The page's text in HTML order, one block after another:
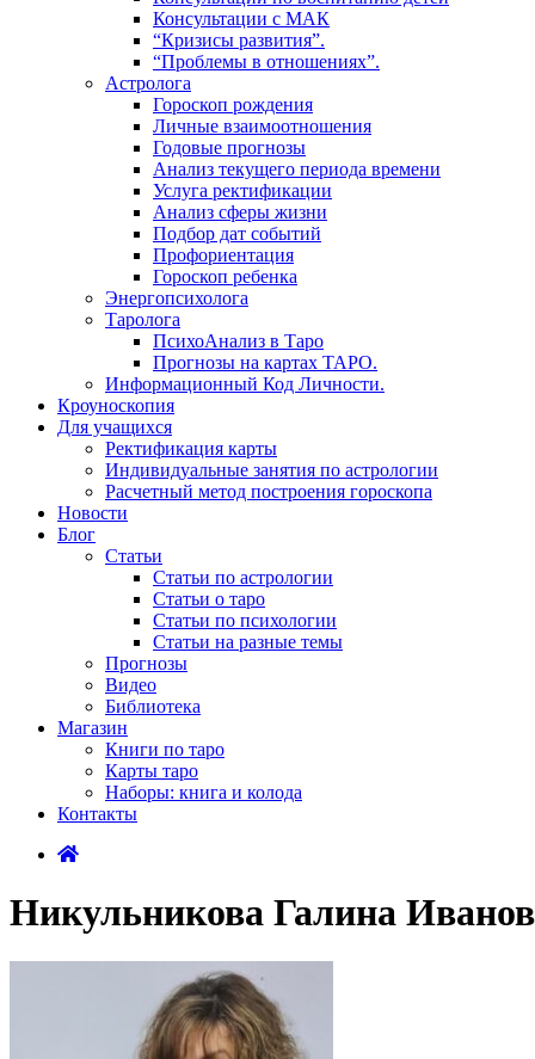
Консультации с МАК
“Кризисы развития”.
“Проблемы в отношениях”.
Астролога
Гороскоп рождения
Личные взаимоотношения
Годовые прогнозы
Анализ текущего периода времени
Услуга ректификации
Анализ сферы жизни
Подбор дат событий
Профориентация
Гороскоп ребенка
Энергопсихолога
Таролога
ПсихоАнализ в Таро
Прогнозы на картах ТАРО.
Информационный Код Личности.
Кроуноскопия
Для учащихся
Ректификация карты
Индивидуальные занятия по астрологии
Расчетный метод построения гороскопа
Новости
Блог
Статьи
Статьи по астрологии
Статьи о таро
Статьи по психологии
Статьи на разные темы
Прогнозы
Видео
Библиотека
Магазин
Книги по таро
Карты таро
Наборы: книга и колода
Контакты
Никульникова Галина